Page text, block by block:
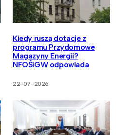
Kiedy ruszą dotacje z
programu Przydomowe
Magazyny Energii?
NFOŚiGW odpowiada
22-07-2026